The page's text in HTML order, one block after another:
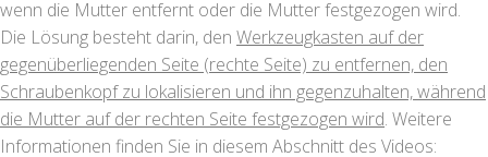
wenn die Mutter entfernt oder die Mutter festgezogen wird.
Die Lösung besteht darin, den Werkzeugkasten auf der
gegenüberliegenden Seite (rechte Seite) zu entfernen, den
Schraubenkopf zu lokalisieren und ihn gegenzuhalten, während
die Mutter auf der rechten Seite festgezogen wird. Weitere
Informationen finden Sie in diesem Abschnitt des Videos: